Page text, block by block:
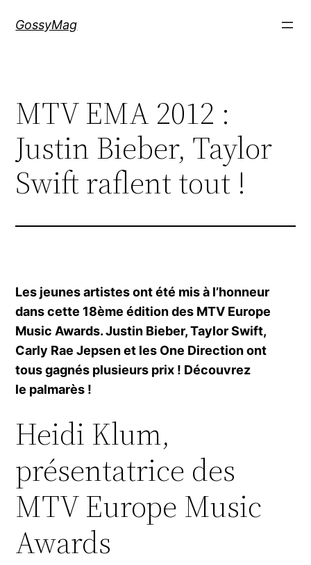
GossyMag
MTV EMA 2012 :
Justin Bieber, Taylor
Swift raflent tout !
Les jeunes artistes ont été mis à l’honneur
dans cette 18ème édition des MTV Europe
Music Awards. Justin Bieber, Taylor Swift,
Carly Rae Jepsen et les One Direction ont
tous gagnés plusieurs prix ! Découvrez
le palmarès !
Heidi Klum,
présentatrice des
MTV Europe Music
Awards